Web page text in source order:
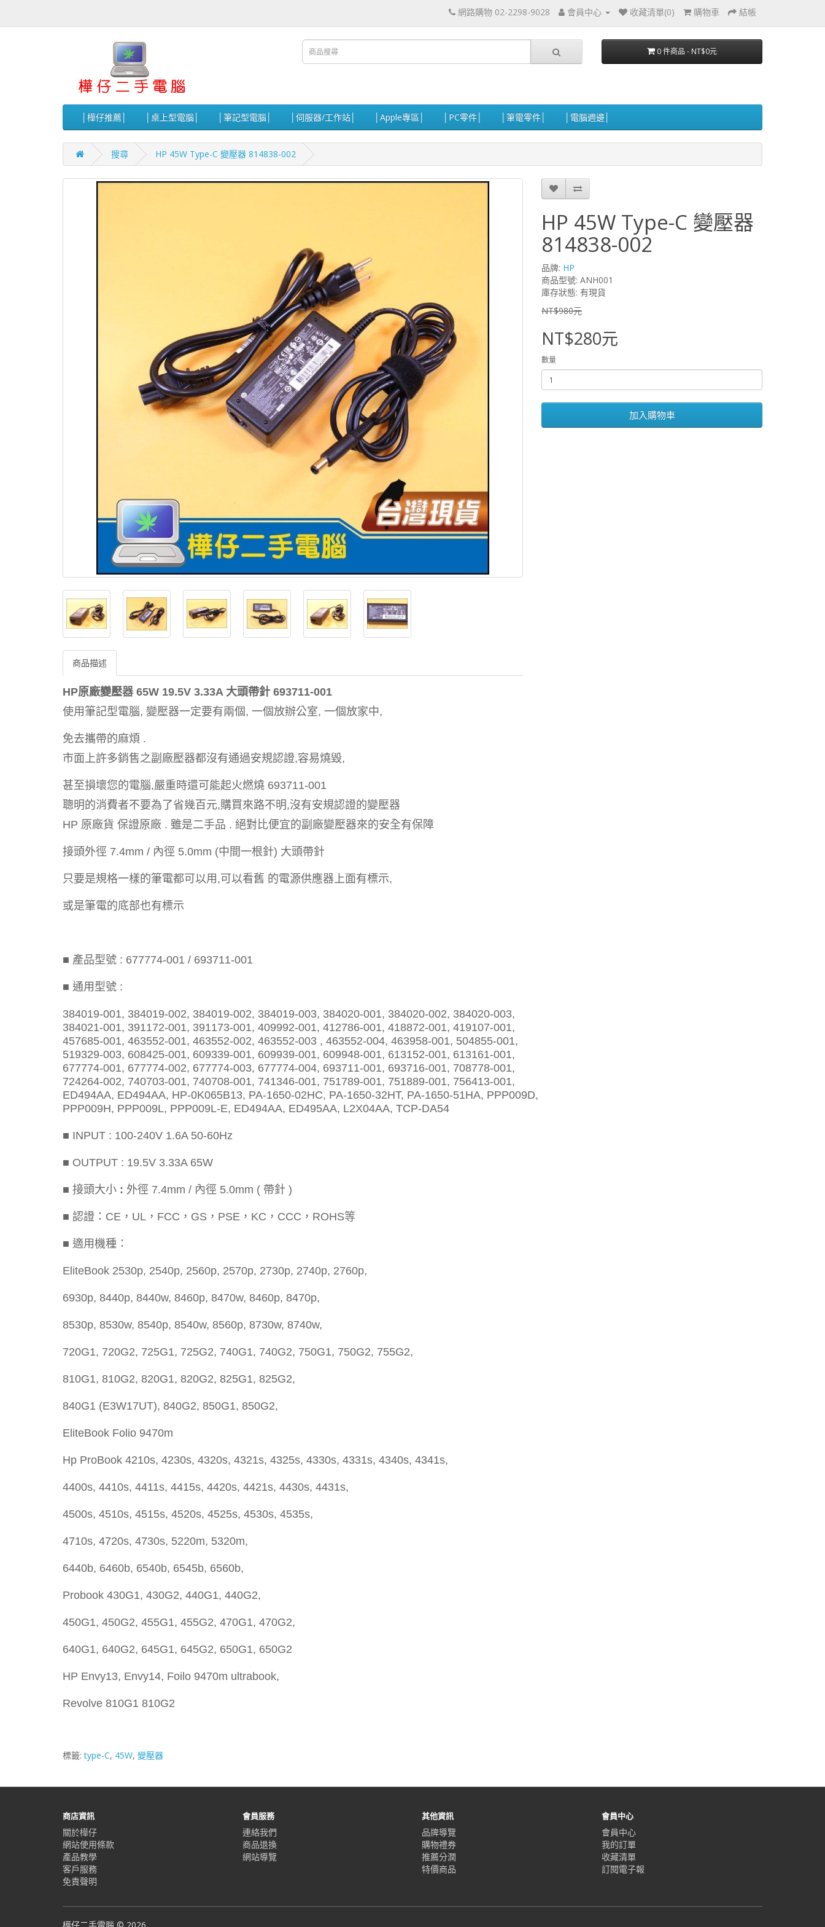
網路購物 02-2298-9028 會員中心 收藏清單(0) 購物車 結帳
0 件商品 - NT$0元
│樺仔推薦│ │桌上型電腦│ │筆記型電腦│ │伺服器/工作站│ │Apple專區│ │PC零件│ │筆電零件│ │電腦週邊│
搜尋 HP 45W Type-C 變壓器 814838-002
商品描述
HP原廠變壓器 65W 19.5V 3.33A 大頭帶針 693711-001
使用筆記型電腦, 變壓器一定要有兩個, 一個放辦公室, 一個放家中,
免去攜帶的麻煩 .
市面上許多銷售之副廠壓器都沒有通過安規認證,容易燒毀,
甚至損壞您的電腦,嚴重時還可能起火燃燒 693711-001
聰明的消費者不要為了省幾百元,購買來路不明,沒有安規認證的變壓器
HP 原廠貨 保證原廠 . 雖是二手品 . 絕對比便宜的副廠變壓器來的安全有保障
接頭外徑 7.4mm / 內徑 5.0mm (中間一根針) 大頭帶針
只要是規格一樣的筆電都可以用,可以看舊 的電源供應器上面有標示,
或是筆電的底部也有標示
■ 產品型號 : 677774-001 / 693711-001
■ 通用型號 :
384019-001, 384019-002, 384019-002, 384019-003, 384020-001, 384020-002, 384020-003,
384021-001, 391172-001, 391173-001, 409992-001, 412786-001, 418872-001, 419107-001,
457685-001, 463552-001, 463552-002, 463552-003 , 463552-004, 463958-001, 504855-001,
519329-003, 608425-001, 609339-001, 609939-001, 609948-001, 613152-001, 613161-001,
677774-001, 677774-002, 677774-003, 677774-004, 693711-001, 693716-001, 708778-001,
724264-002, 740703-001, 740708-001, 741346-001, 751789-001, 751889-001, 756413-001,
ED494AA, ED494AA, HP-0K065B13, PA-1650-02HC, PA-1650-32HT, PA-1650-51HA, PPP009D,
PPP009H, PPP009L, PPP009L-E, ED494AA, ED495AA, L2X04AA, TCP-DA54
■ INPUT : 100-240V 1.6A 50-60Hz
■ OUTPUT : 19.5V 3.33A 65W
■ 接頭大小 : 外徑 7.4mm / 內徑 5.0mm ( 帶針 )
■ 認證：CE，UL，FCC，GS，PSE，KC，CCC，ROHS等
■ 適用機種：
EliteBook 2530p, 2540p, 2560p, 2570p, 2730p, 2740p, 2760p,
6930p, 8440p, 8440w, 8460p, 8470w, 8460p, 8470p,
8530p, 8530w, 8540p, 8540w, 8560p, 8730w, 8740w,
720G1, 720G2, 725G1, 725G2, 740G1, 740G2, 750G1, 750G2, 755G2,
810G1, 810G2, 820G1, 820G2, 825G1, 825G2,
840G1 (E3W17UT), 840G2, 850G1, 850G2,
EliteBook Folio 9470m
Hp ProBook 4210s, 4230s, 4320s, 4321s, 4325s, 4330s, 4331s, 4340s, 4341s,
4400s, 4410s, 4411s, 4415s, 4420s, 4421s, 4430s, 4431s,
4500s, 4510s, 4515s, 4520s, 4525s, 4530s, 4535s,
4710s, 4720s, 4730s, 5220m, 5320m,
6440b, 6460b, 6540b, 6545b, 6560b,
Probook 430G1, 430G2, 440G1, 440G2,
450G1, 450G2, 455G1, 455G2, 470G1, 470G2,
640G1, 640G2, 645G1, 645G2, 650G1, 650G2
HP Envy13, Envy14, Foilo 9470m ultrabook,
Revolve 810G1 810G2
HP 45W Type-C 變壓器
814838-002
品牌: HP
商品型號: ANH001
庫存狀態: 有現貨
NT$980元
NT$280元
數量
加入購物車
標籤:type-C, 45W, 變壓器
商店資訊
關於樺仔
網站使用條款
產品教學
客戶服務
免責聲明
會員服務
連絡我們
商品退換
網站導覽
其他資訊
品牌導覽
購物禮券
推薦分潤
特價商品
會員中心
會員中心
我的訂單
收藏清單
訂閱電子報